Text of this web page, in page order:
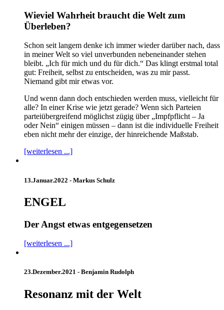
Wieviel Wahrheit braucht die Welt zum
Überleben?
Schon seit langem denke ich immer wieder darüber nach, dass
in meiner Welt so viel unverbunden nebeneinander stehen
bleibt. „Ich für mich und du für dich.“ Das klingt erstmal total
gut: Freiheit, selbst zu entscheiden, was zu mir passt.
Niemand gibt mir etwas vor.
Und wenn dann doch entschieden werden muss, vielleicht für
alle? In einer Krise wie jetzt gerade? Wenn sich Parteien
parteiübergreifend möglichst zügig über „Impfpflicht – Ja
oder Nein“ einigen müssen – dann ist die individuelle Freiheit
eben nicht mehr der einzige, der hinreichende Maßstab.
[weiterlesen ...]
13.Januar.2022 - Markus Schulz
ENGEL
Der Angst etwas entgegensetzen
[weiterlesen ...]
23.Dezember.2021 - Benjamin Rudolph
Resonanz mit der Welt